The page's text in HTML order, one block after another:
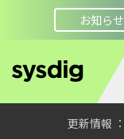
お知らせ